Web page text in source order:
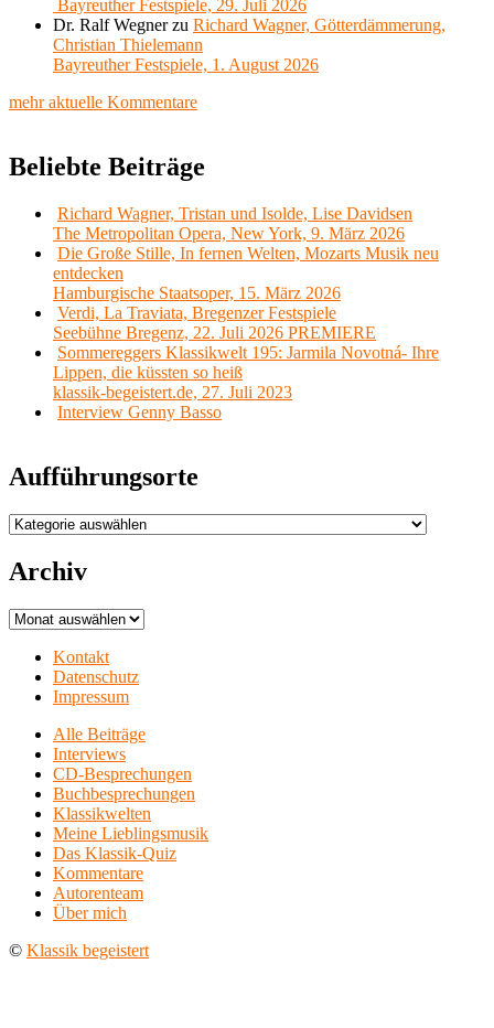
Bayreuther Festspiele, 29. Juli 2026
Dr. Ralf Wegnerzu Richard Wagner, Götterdämmerung,
Christian Thielemann
Bayreuther Festspiele, 1. August 2026
mehr aktuelle Kommentare
Beliebte Beiträge
Richard Wagner, Tristan und Isolde, Lise Davidsen
The Metropolitan Opera, New York, 9. März 2026
Die Große Stille, In fernen Welten, Mozarts Musik neu
entdecken
Hamburgische Staatsoper, 15. März 2026
Verdi, La Traviata, Bregenzer Festspiele
Seebühne Bregenz, 22. Juli 2026 PREMIERE
Sommereggers Klassikwelt 195: Jarmila Novotná- Ihre
Lippen, die küssten so heiß
klassik-begeistert.de, 27. Juli 2023
Interview Genny Basso
Aufführungsorte
Aufführungsorte
Archiv
Archiv
Kontakt
Datenschutz
Impressum
Alle Beiträge
Interviews
CD-Besprechungen
Buchbesprechungen
Klassikwelten
Meine Lieblingsmusik
Das Klassik-Quiz
Kommentare
Autorenteam
Über mich
© Klassik begeistert